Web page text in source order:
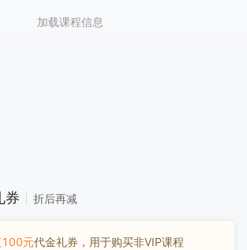
加载课程信息
券 折后再减
100元代金礼券，用于购买非VIP课程